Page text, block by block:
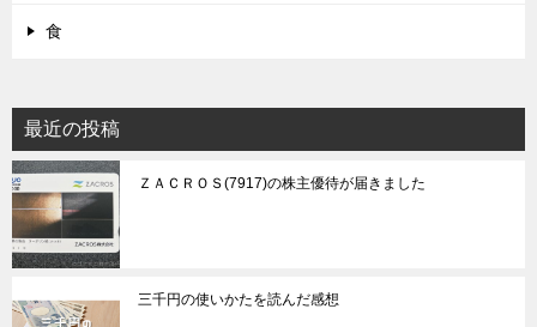
食
最近の投稿
ＺＡＣＲＯＳ(7917)の株主優待が届きました
三千円の使いかたを読んだ感想